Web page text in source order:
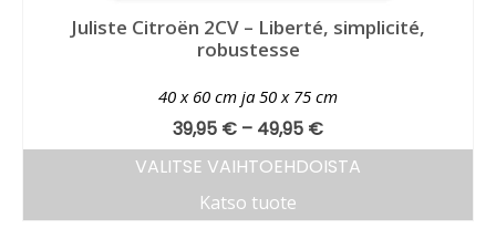
Juliste Citroën 2CV – Liberté, simplicité,
robustesse
40 x 60 cm ja 50 x 75 cm
39,95 € – 49,95 €
VALITSE VAIHTOEHDOISTA
Katso tuote